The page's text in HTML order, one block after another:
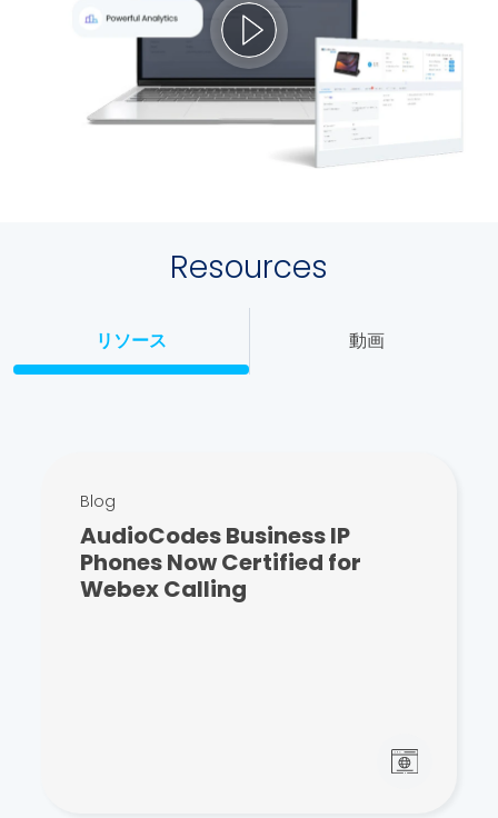
Resources
リソース 動画
Blog
AudioCodes Business IP
Phones Now Certified for
Webex Calling